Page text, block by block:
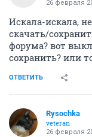
26 февраля
Искала-искала,
скачать/
форума? вот
сохранить? или
ОТВЕТИТЬ
Rysochka
veteran
26 февраля